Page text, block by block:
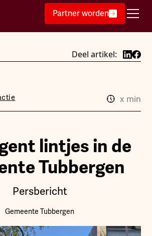
Partner worden
Deel artikel:
x min
lintjes in de
Tubbergen
Persbericht
Gemeente Tubbergen